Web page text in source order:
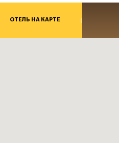
ОТЕЛЬ НА КАРТЕ